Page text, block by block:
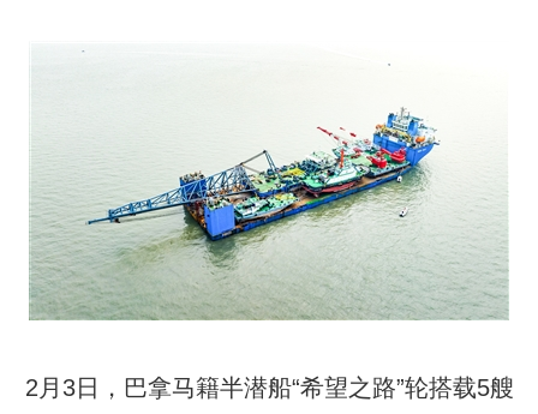
2月3日，巴拿马籍半潜船“希望之路”轮搭载5艘